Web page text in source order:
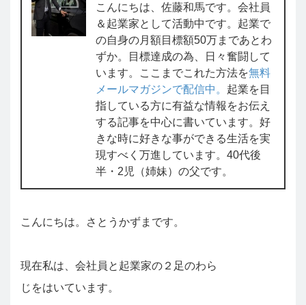
こんにちは、佐藤和馬です。会社員
＆起業家として活動中です。起業で
の自身の月額目標額50万まであとわ
ずか。目標達成の為、日々奮闘して
います。ここまでこれた方法を無料
メールマガジンで配信中。 起業を目
指している方に有益な情報をお伝え
する記事を中心に書いています。好
きな時に好きな事ができる生活を実
現すべく万進しています。40代後
半・2児（姉妹）の父です。
こんにちは。さとうかずまです。
現在私は、会社員と起業家の２足のわら
じをはいています。